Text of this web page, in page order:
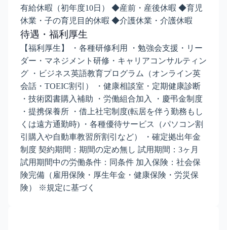
有給休暇（初年度10日） ◆産前・産後休暇 ◆育児
休業・子の育児目的休暇 ◆介護休業・介護休暇
待遇・福利厚生
【福利厚生】 ・各種研修利用 ・勉強会支援・リー
ダー・マネジメント研修・キャリアコンサルティン
グ ・ビジネス英語教育プログラム（オンライン英
会話・TOEIC割引） ・健康相談室・定期健康診断
・技術図書購入補助 ・労働組合加入 ・慶弔金制度
・提携保養所 ・借上社宅制度(転居を伴う勤務もし
くは遠方通勤時) ・各種優待サービス（パソコン割
引購入や自動車教習所割引など） ・確定拠出年金
制度 契約期間：期間の定め無し 試用期間：3ヶ月
試用期間中の労働条件：同条件 加入保険：社会保
険完備（雇用保険・厚生年金・健康保険・労災保
険） ※規定に基づく